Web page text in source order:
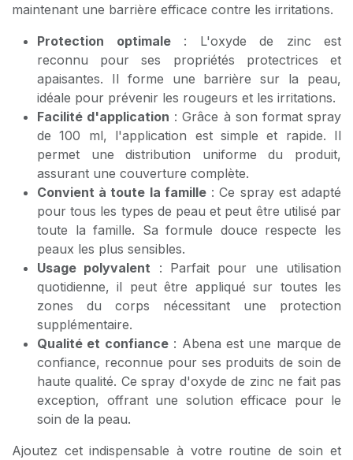
maintenant une barrière efficace contre les irritations.
Protection optimale: L'oxyde de zinc est
reconnu pour ses propriétés protectrices et
apaisantes. Il forme une barrière sur la peau,
idéale pour prévenir les rougeurs et les irritations.
Facilité d'application : Grâce à son format spray
de 100 ml, l'application est simple et rapide. Il
permet une distribution uniforme du produit,
assurant une couverture complète.
Convient à toute la famille: Ce spray est adapté
pour tous les types de peau et peut être utilisé par
toute la famille. Sa formule douce respecte les
peaux les plus sensibles.
Usage polyvalent : Parfait pour une utilisation
quotidienne, il peut être appliqué sur toutes les
zones du corps nécessitant une protection
supplémentaire.
Qualité et confiance: Abena est une marque de
confiance, reconnue pour ses produits de soin de
haute qualité. Ce spray d'oxyde de zinc ne fait pas
exception, offrant une solution efficace pour le
soin de la peau.
Ajoutez cet indispensable à votre routine de soin et